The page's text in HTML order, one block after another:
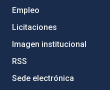
Empleo
Licitaciones
Imagen institucional
RSS
Sede electrónica